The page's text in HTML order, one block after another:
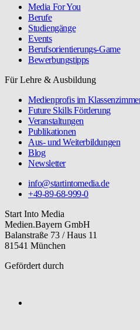
Media For You
Berufe
Studiengänge
Events
Berufsorientierungs-Game
Bewerbungstipps
Für Lehre & Ausbildung
Medienprofis im
Future Skills Förderung
Veranstaltungen
Publikationen
Aus- und Weiterbildungen
Blog
Newsletter
info@startintomedia.de
+49-89-68-999-0
Start Into Media
Medien.Bayern GmbH
Balanstraße 73 / Haus 11
81541 München
Gefördert durch